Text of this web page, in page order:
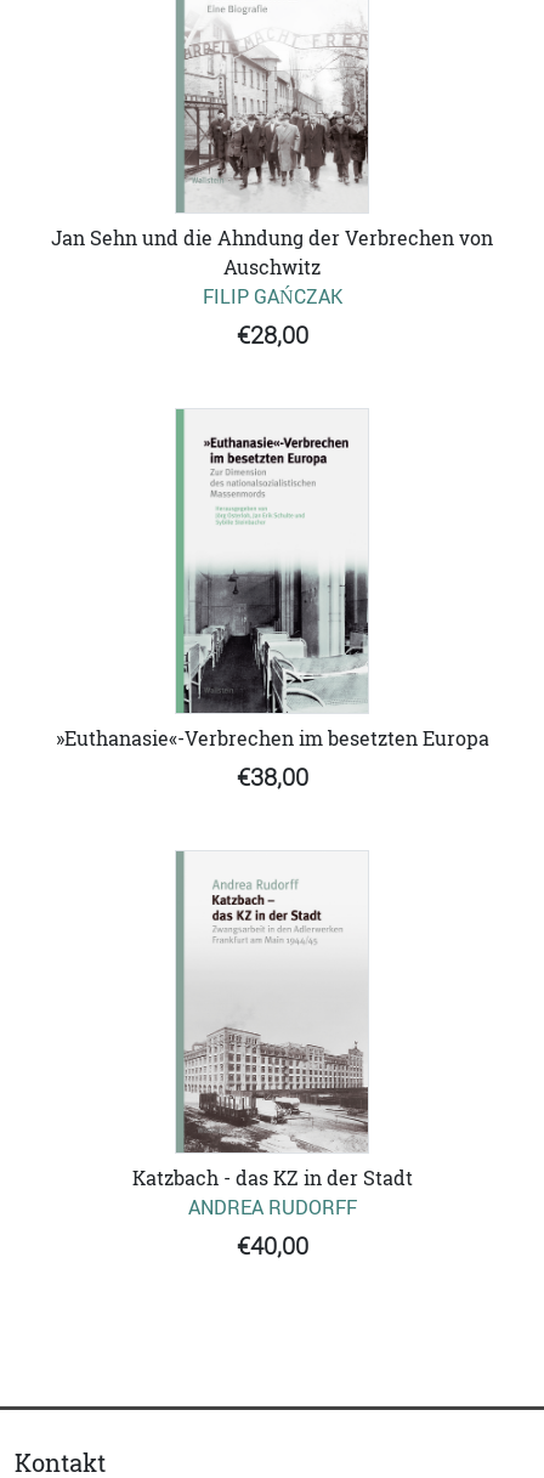
Jan Sehn und die Ahndung der Verbrechen von
Auschwitz
FILIP GAŃCZAK
€28,00
»Euthanasie«-Verbrechen im besetzten Europa
€38,00
Katzbach - das KZ in der Stadt
ANDREA RUDORFF
€40,00
Kontakt